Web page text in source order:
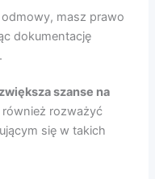
masz prawo
dokumentację
szanse na
również rozważyć
się w takich